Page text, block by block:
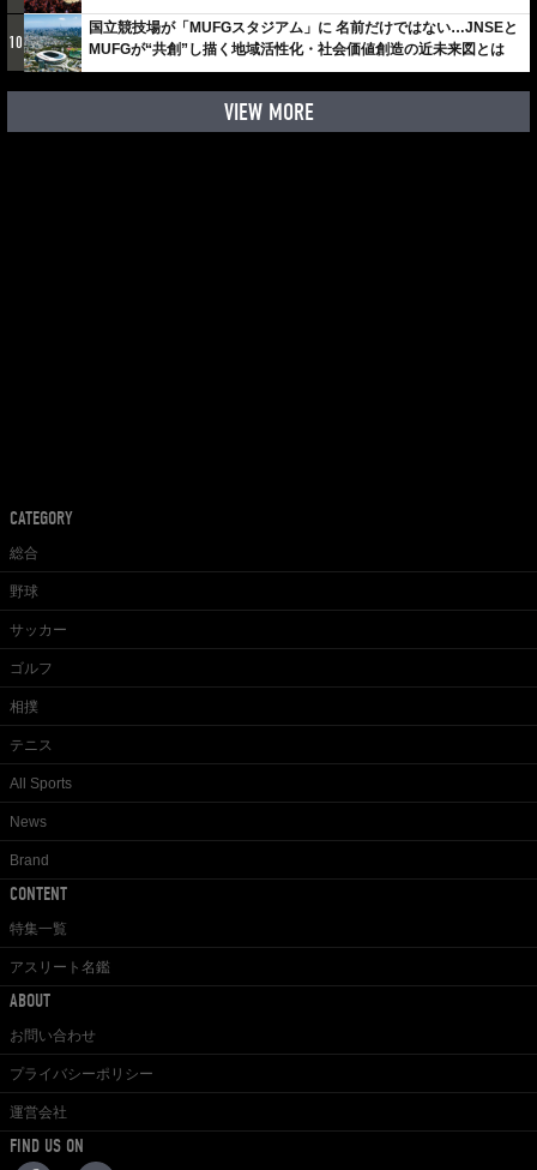
10
国立競技場が「MUFGスタジアム」に 名前だけではない…JNSEと
MUFGが“共創”し描く地域活性化・社会価値創造の近未来図とは
VIEW MORE
CATEGORY
総合
野球
サッカー
ゴルフ
相撲
テニス
All Sports
News
Brand
CONTENT
特集一覧
アスリート名鑑
ABOUT
お問い合わせ
プライバシーポリシー
運営会社
FIND US ON